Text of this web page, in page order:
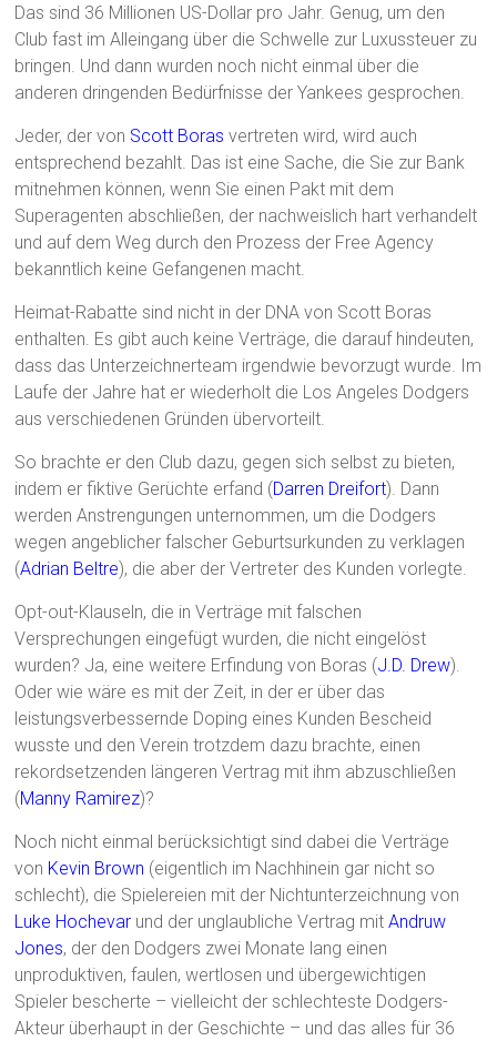
Das sind 36 Millionen US-Dollar pro Jahr. Genug, um den
Club fast im Alleingang über die Schwelle zur Luxussteuer zu
bringen. Und dann wurden noch nicht einmal über die
anderen dringenden Bedürfnisse der Yankees gesprochen.
Jeder, der von Scott Boras vertreten wird, wird auch
entsprechend bezahlt. Das ist eine Sache, die Sie zur Bank
mitnehmen können, wenn Sie einen Pakt mit dem
Superagenten abschließen, der nachweislich hart verhandelt
und auf dem Weg durch den Prozess der Free Agency
bekanntlich keine Gefangenen macht.
Heimat-Rabatte sind nicht in der DNA von Scott Boras
enthalten. Es gibt auch keine Verträge, die darauf hindeuten,
dass das Unterzeichnerteam irgendwie bevorzugt wurde. Im
Laufe der Jahre hat er wiederholt die Los Angeles Dodgers
aus verschiedenen Gründen übervorteilt.
So brachte er den Club dazu, gegen sich selbst zu bieten,
indem er fiktive Gerüchte erfand (Darren Dreifort). Dann
werden Anstrengungen unternommen, um die Dodgers
wegen angeblicher falscher Geburtsurkunden zu verklagen
(Adrian Beltre), die aber der Vertreter des Kunden vorlegte.
Opt-out-Klauseln, die in Verträge mit falschen
Versprechungen eingefügt wurden, die nicht eingelöst
wurden? Ja, eine weitere Erfindung von Boras (J.D. Drew).
Oder wie wäre es mit der Zeit, in der er über das
leistungsverbessernde Doping eines Kunden Bescheid
wusste und den Verein trotzdem dazu brachte, einen
rekordsetzenden längeren Vertrag mit ihm abzuschließen
(Manny Ramirez)?
Noch nicht einmal berücksichtigt sind dabei die Verträge
von Kevin Brown (eigentlich im Nachhinein gar nicht so
schlecht), die Spielereien mit der Nichtunterzeichnung von
Luke Hochevar und der unglaubliche Vertrag mitAndruw
Jones, der den Dodgers zwei Monate lang einen
unproduktiven, faulen, wertlosen und übergewichtigen
Spieler bescherte – vielleicht der schlechteste Dodgers-
Akteur überhaupt in der Geschichte – und das alles für 36